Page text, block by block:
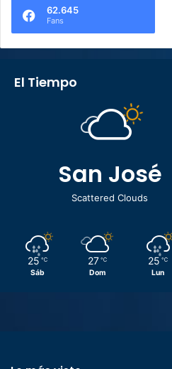
62.645
Fans
El Tiempo
San José
Scattered Clouds
25 ℃
Sáb
27 ℃
Dom
25 ℃
Lun